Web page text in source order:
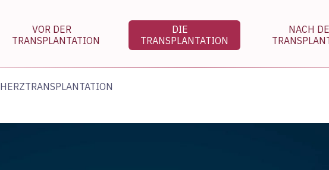
VOR DER
TRANSPLANTATION
DIE
TRANSPLANTATION
NACH
HERZTRANSPLANTATION